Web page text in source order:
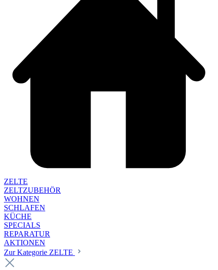
ZELTE
ZELTZUBEHÖR
WOHNEN
SCHLAFEN
KÜCHE
SPECIALS
REPARATUR
AKTIONEN
Zur Kategorie ZELTE